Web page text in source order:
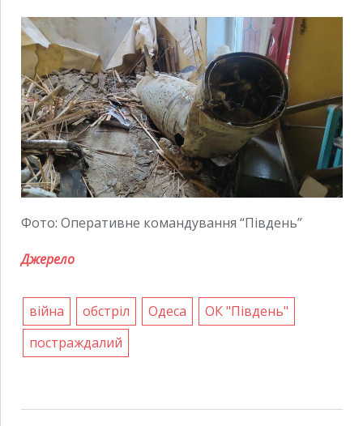
Фото: Оперативне командування “Південь”
Джерело
війна обстріл Одеса
ОК "Південь"
постраждалий